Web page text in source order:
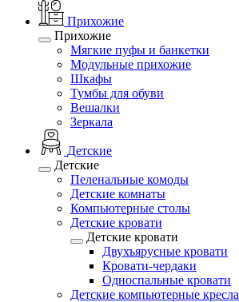
Прихожие
Прихожие
Мягкие пуфы и банкетки
Модульные прихожие
Шкафы
Тумбы для обуви
Вешалки
Зеркала
Детские
Детские
Пеленальные комоды
Детские комнаты
Компьютерные столы
Детские кровати
Детские кровати
Двухъярусные кровати
Кровати-чердаки
Односпальные кровати
Детские компьютерные кресла